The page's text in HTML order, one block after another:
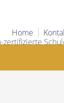
Home